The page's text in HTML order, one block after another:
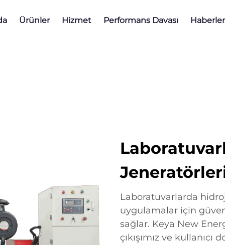
Ürünler Hizmet Performans Davası Haberler
Laboratuvarlarda
uygulamalar için
sağlar. Keya New
çıkışımız ve